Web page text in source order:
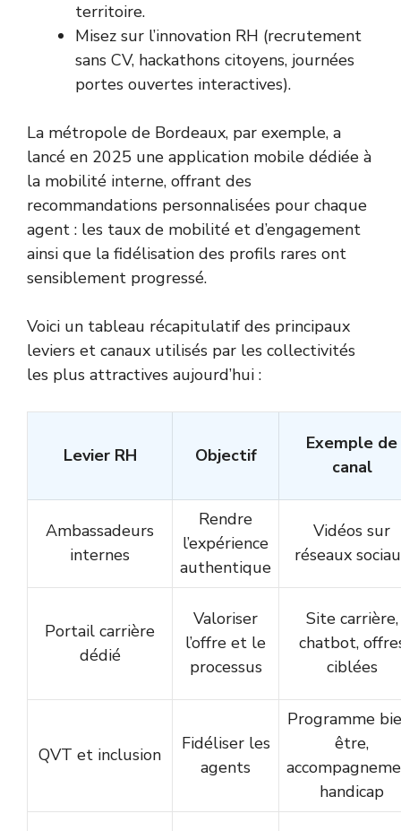
territoire.
Misez sur l’innovation RH (recrutement
sans CV, hackathons citoyens, journées
portes ouvertes interactives).
La métropole de Bordeaux, par exemple, a
lancé en 2025 une application mobile dédiée à
la mobilité interne, offrant des
recommandations personnalisées pour chaque
agent : les taux de mobilité et d’engagement
ainsi que la fidélisation des profils rares ont
sensiblement progressé.
Voici un tableau récapitulatif des principaux
leviers et canaux utilisés par les collectivités
les plus attractives aujourd’hui :
Levier RH Objectif
Exemple de
canal
Ambassadeurs
internes
Rendre
l’expérience
authentique
Vidéos sur
réseaux
Portail carrière
dédié
Valoriser
l’offre et le
processus
Site carrière,
chatbot,
ciblées
QVT et inclusion
Fidéliser les
agents
Programme
être,
handicap